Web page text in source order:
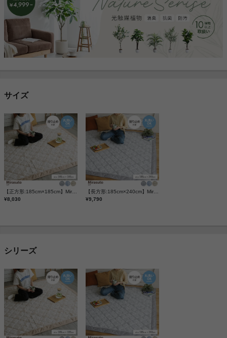
サイズ
¥8,030
【長方形:185cm×240cm】Mirasuto ラグ
¥9,790
シリーズ